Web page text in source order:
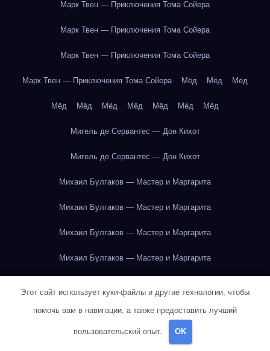
Марк Твен — Приключения Тома Сойера
Марк Твен — Приключения Тома Сойера
Марк Твен — Приключения Тома Сойера
Марк Твен — Приключения Тома Сойера Мёд Мёд Мёд
Мёд Мёд Мёд Мёд Мёд Мёд Мёд
Мигель де Сервантес — Дон Кихот
Мигель де Сервантес — Дон Кихот
Михаил Булгаков — Мастер и Маргарита
Михаил Булгаков — Мастер и Маргарита
Михаил Булгаков — Мастер и Маргарита
Михаил Булгаков — Мастер и Маргарита
Михаил Булгаков — Мастер и Маргарита
Михаил Булгаков — Мастер и Маргарита
Этот сайт использует куки-файлы и другие технологии, чтобы
помочь вам в навигации, а также предоставить лучший
пользовательский опыт. OK